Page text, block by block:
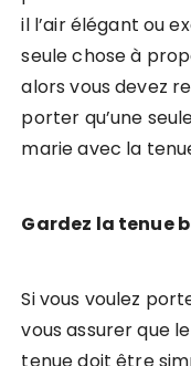
il l’air élégant ou
seule chose à
alors vous devez
porter qu’une
marie avec la
Gardez la tenue
Si vous voulez
vous assurer que
tenue doit être